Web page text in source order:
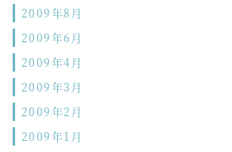
2009年8月
2009年6月
2009年4月
2009年3月
2009年2月
2009年1月